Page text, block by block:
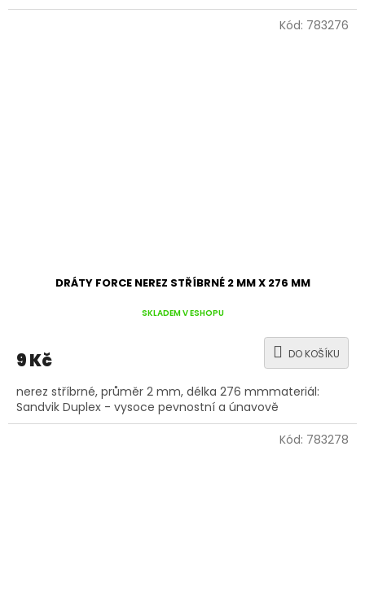
DRÁTY FORCE NEREZ STŘÍBRNÉ 2 MM X 276 MM
SKLADEM V ESHOPU
9 Kč DO KOŠÍKU
nerez stříbrné, průměr 2 mm, délka 276 mmmateriál:
Sandvik Duplex - vysoce pevnostní a únavově
Kód: 783276
Kód: 783278